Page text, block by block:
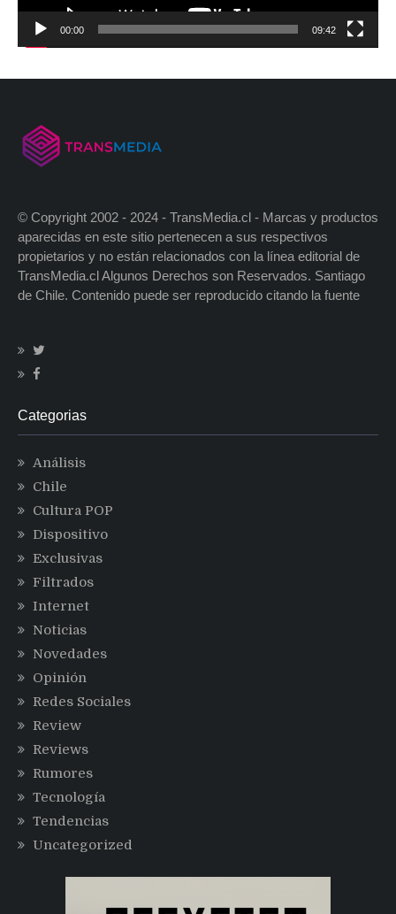
00:00 09:42
© Copyright 2002 - 2024 - TransMedia.cl - Marcas y productos
aparecidas en este sitio pertenecen a sus respectivos
propietarios y no están relacionados con la línea editorial de
TransMedia.cl Algunos Derechos son Reservados. Santiago
de Chile. Contenido puede ser reproducido citando la fuente
Categorias
Análisis
Chile
Cultura POP
Dispositivo
Exclusivas
Filtrados
Internet
Noticias
Novedades
Opinión
Redes Sociales
Review
Reviews
Rumores
Tecnología
Tendencias
Uncategorized